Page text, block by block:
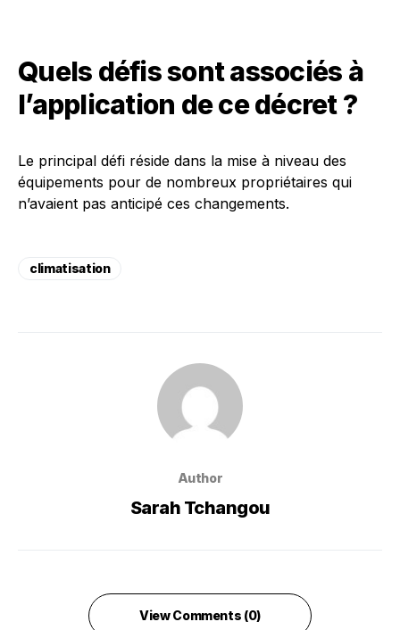
Quels défis sont associés à
l’application de ce décret ?
Le principal défi réside dans la mise à niveau des
équipements pour de nombreux propriétaires qui
n’avaient pas anticipé ces changements.
climatisation
Author
Sarah Tchangou
View Comments (0)